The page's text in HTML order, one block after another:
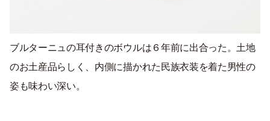
ブルターニュの耳付きのボウルは６年前に出合った。土地
のお土産品らしく、内側に描かれた民族衣装を着た男性の
姿も味わい深い。